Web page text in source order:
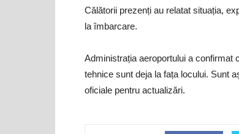
Călătorii prezenți au relatat situația,
la îmbarcare.
Administrația aeroportului a confirmat
tehnice sunt deja la fața locului. Sunt
oficiale pentru actualizări.